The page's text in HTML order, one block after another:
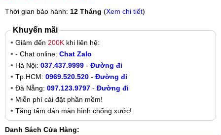
Thời gian bảo hành: 12 Tháng (Xem chi tiết)
Khuyến mãi
Giảm đến 200K khi liên hệ:
- Chat online: Chat Zalo
Hà Nội: 037.437.9999 - Đường đi
Tp.HCM: 0969.520.520 - Đường đi
Đà Nẵng: 097.123.9797 - Đường đi
Miễn phí cài đặt phần mềm!
Tặng tấm dán màn hình chống xước!
Danh Sách Cửa Hàng: